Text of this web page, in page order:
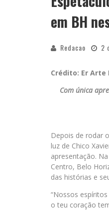
em BH
Redacao 2
Crédito: Er Arte
Com única
Depois de rodar
luz de Chico
apresentação.
Centro, Belo
das histórias e
“Nossos
o teu coração